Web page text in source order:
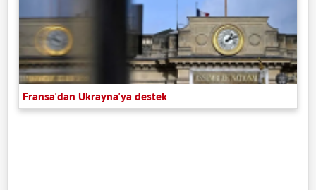
Fransa'dan Ukrayna'ya destek